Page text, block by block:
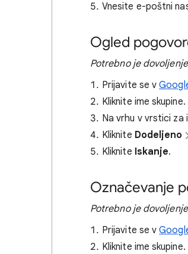
Vnesite e-poštni
Ogled
Potrebno je
Prijavite se v
Kliknite ime skupine.
Na vrhu v vrstici za
Kliknite Dodeljeno
Kliknite Iskanje.
Označevanje
Potrebno je
Prijavite se v
Kliknite ime skupine.